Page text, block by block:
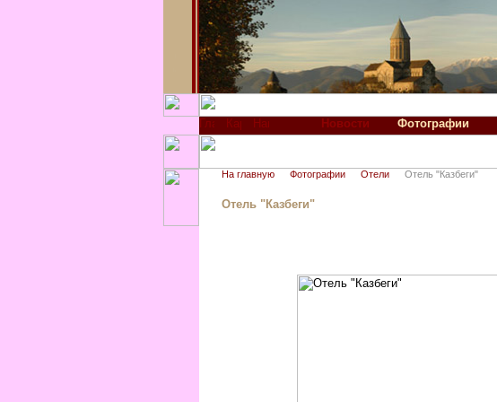
Новости Фотографии
На главную Фотографии Отели Отель "Казбеги"
Отель "Казбеги"